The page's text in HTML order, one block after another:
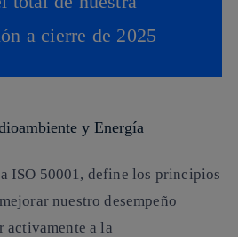
a cierre de 2025
y Energía
ISO 50001, define los principios
nuestro desempeño
a la